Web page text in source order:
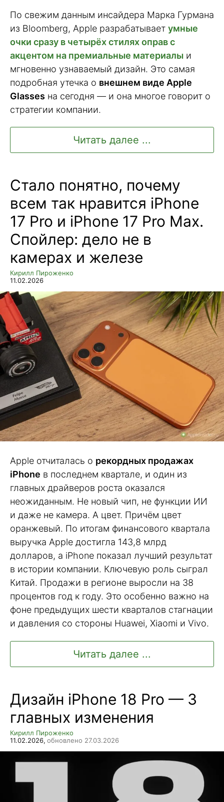
По свежим данным инсайдера Марка Гурмана
из Bloomberg, Apple разрабатывает умные
очки сразу в четырёх стилях оправ с
акцентом на премиальные материалы и
мгновенно узнаваемый дизайн. Это самая
подробная утечка о внешнем виде Apple
Glasses на сегодня — и она многое говорит о
стратегии компании.
Читать далее ...
Стало понятно, почему
всем так нравится iPhone
17 Pro и iPhone 17 Pro Max.
Спойлер: дело не в
камерах и железе
Кирилл Пироженко
11.02.2026
Apple отчиталась о рекордных продажах
iPhone в последнем квартале, и один из
главных драйверов роста оказался
неожиданным. Не новый чип, не функции ИИ
и даже не камера. А цвет. Причём цвет
оранжевый. По итогам финансового квартала
выручка Apple достигла 143,8 млрд
долларов, а iPhone показал лучший результат
в истории компании. Ключевую роль сыграл
Китай. Продажи в регионе выросли на 38
процентов год к году. Это особенно важно на
фоне предыдущих шести кварталов стагнации
и давления со стороны Huawei, Xiaomi и Vivo.
Читать далее ...
Дизайн iPhone 18 Pro — 3
главных изменения
Кирилл Пироженко
11.02.2026, обновлено 27.03.2026